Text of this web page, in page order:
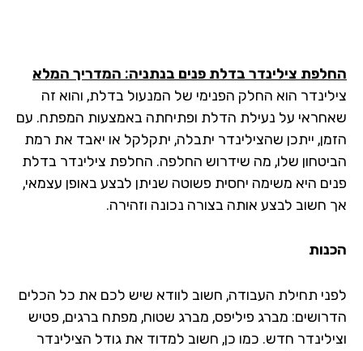
צילינדר בדלת פנים בנתניה: המדריך המלא
הוא החלק הפנימי של המנעול בדלת, והוא זה
על נעילת הדלת ופתיחתה באמצעות המפתח. עם
ייתכן שהצילינדר יתבלה, יתקלקל או יאבד את רמת
שלו, מה שידרוש החלפה. החלפת צילינדר בדלת
היא משימה יחסית פשוטה שניתן לבצע באופן עצמאי,
חשוב לבצע אותה בצורה נכונה וזהירה.
תחילת העבודה, חשוב לוודא שיש לכם את כל הכלים
מברג פיליפס, מברג שטוח, מפתח ברגים, פטיש
חדש. כמו כן, חשוב למדוד את גודל הצילינדר